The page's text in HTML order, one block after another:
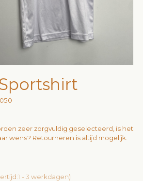
zeer zorgvuldig geselecteerd, is het
wens? Retourneren is altijd mogelijk.
- 3 werkdagen)